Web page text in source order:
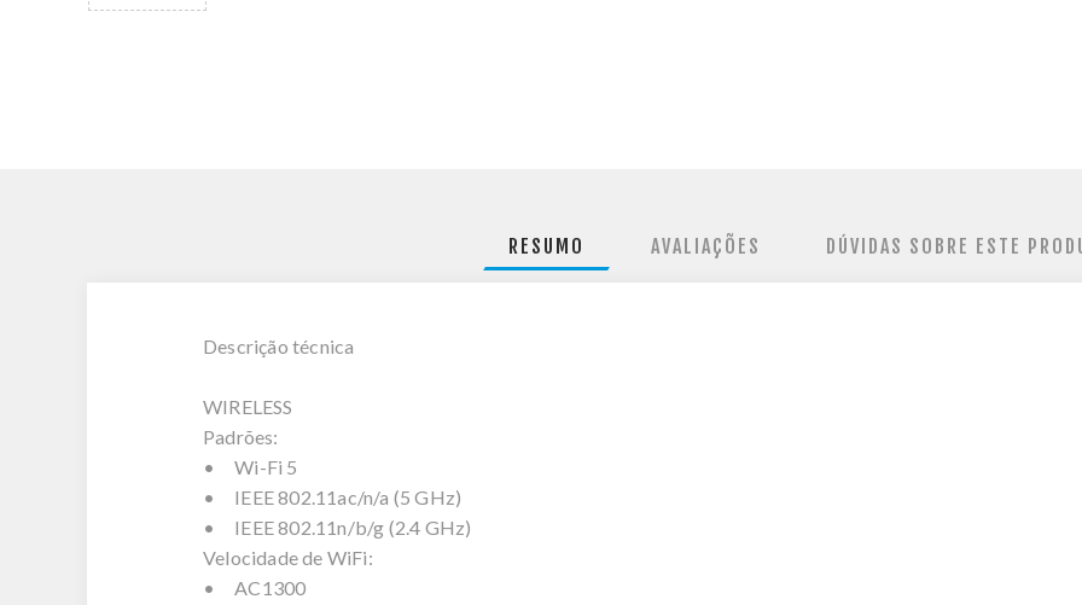
RESUMO AVALIAÇÕES DÚVIDAS SOBRE ESTE
Descrição técnica
WIRELESS
Padrões:
• Wi-Fi 5
• IEEE 802.11ac/n/a (5 GHz)
• IEEE 802.11n/b/g (2.4 GHz)
Velocidade de WiFi:
• AC1300